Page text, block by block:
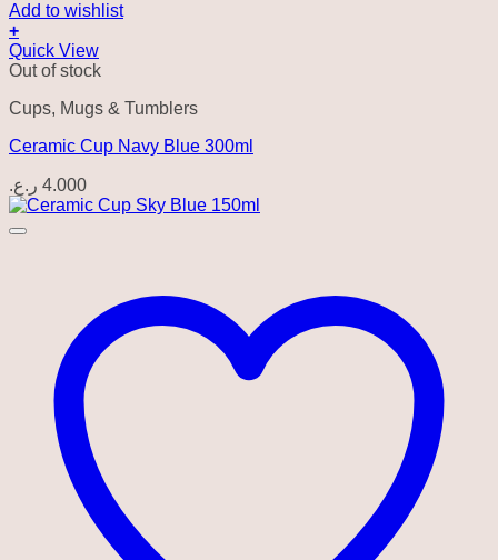
Add to wishlist
+
Quick View
Out of stock
Cups, Mugs & Tumblers
Ceramic Cup Navy Blue 300ml
4.000 ر.ع.